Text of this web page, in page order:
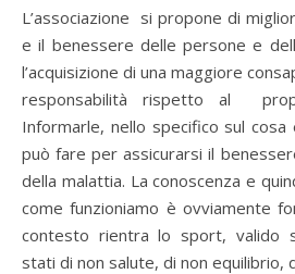
L’associazione si propone di
e il benessere delle persone e
l’acquisizione di una maggiore
responsabilità rispetto al
Informarle, nello specifico sul
può fare per assicurarsi il
della malattia. La conoscenza e
come funzioniamo è ovviamente
contesto rientra lo sport, valido
stati di non salute, di non equilibrio,